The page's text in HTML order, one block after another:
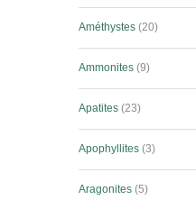
Améthystes 20
Ammonites 9
Apatites 23
Apophyllites 3
Aragonites 5